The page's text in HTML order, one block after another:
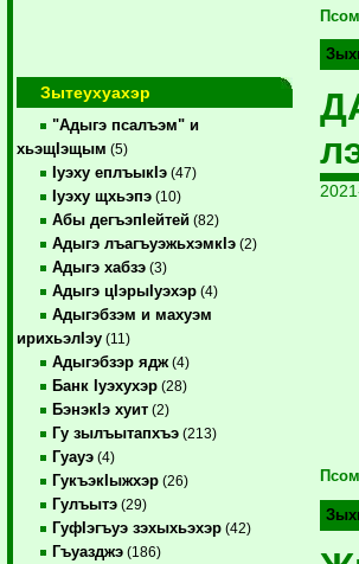
Зытеухуахэр
"Адыгэ псалъэм" и
хьэщIэщым (5)
Iуэху еплъыкIэ (47)
Iуэху щхьэпэ (10)
Абы дегъэпIейтей (82)
Адыгэ лъагъуэжьхэмкIэ (2)
Адыгэ хабзэ (3)
Адыгэ цIэрыIуэхэр (4)
Адыгэбзэм и махуэм
ирихьэлIэу (11)
Адыгэбзэр ядж (4)
Банк Iуэхухэр (28)
БэнэкIэ хуит (2)
Гу зылъытапхъэ (213)
Гуауэ (4)
ГукъэкIыжхэр (26)
Гулъытэ (29)
ГуфIэгъуэ зэхыхьэхэр (42)
Гъуазджэ (186)